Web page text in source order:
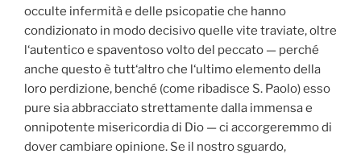
occulte infermità e delle psicopatie che hanno
condizionato in modo decisivo quelle vite traviate, oltre
l‘autentico e spaventoso volto del peccato — perché
anche questo è tutt‘altro che l‘ultimo elemento della
loro perdizione, benché (come ribadisce S. Paolo) esso
pure sia abbracciato strettamente dalla immensa e
onnipotente misericordia di Dio — ci accorgeremmo di
dover cambiare opinione. Se il nostro sguardo,